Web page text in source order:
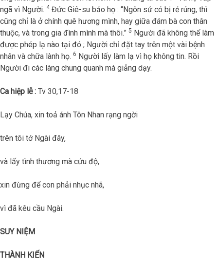
ngã vì Người. 4Đức Giê-su bảo họ : “Ngôn sứ có bị rẻ rúng, thì
cũng chỉ là ở chính quê hương mình, hay giữa đám bà con thân
thuộc, và trong gia đình mình mà thôi.” 5 Người đã không thể làm
được phép lạ nào tại đó ; Người chỉ đặt tay trên một vài bệnh
nhân và chữa lành họ. 6 Người lấy làm lạ vì họ không tin. Rồi
Người đi các làng chung quanh mà giảng dạy.
Ca hiệp lễ : Tv 30,17-18
Lạy Chúa, xin toả ánh Tôn Nhan rạng ngời
trên tôi tớ Ngài đây,
và lấy tình thương mà cứu độ,
xin đừng để con phải nhục nhã,
vì đã kêu cầu Ngài.
SUY NIỆM
THÀNH KIẾN